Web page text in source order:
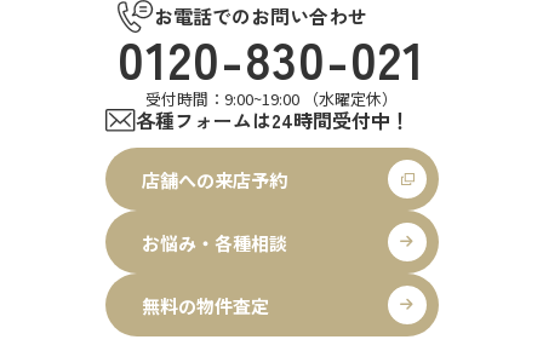
お電話でのお問い合わせ
0120-830-021
受付時間：9:00~19:00 （水曜定休）
各種フォームは24時間受付中！
店舗への来店予約
お悩み・各種相談
無料の物件査定